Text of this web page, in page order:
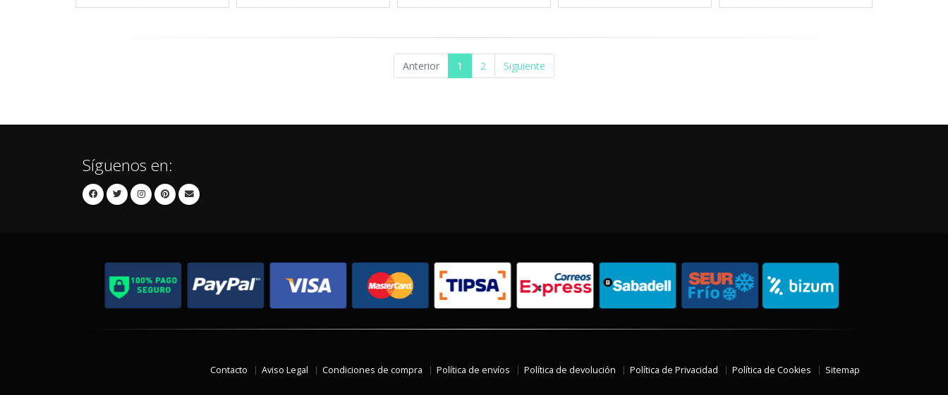
Anterior 1 2 Siguiente
Síguenos en:
Contacto Aviso Legal Condiciones de compra Política de envíos Política de devolución Política de Privacidad Política de Cookies Sitemap